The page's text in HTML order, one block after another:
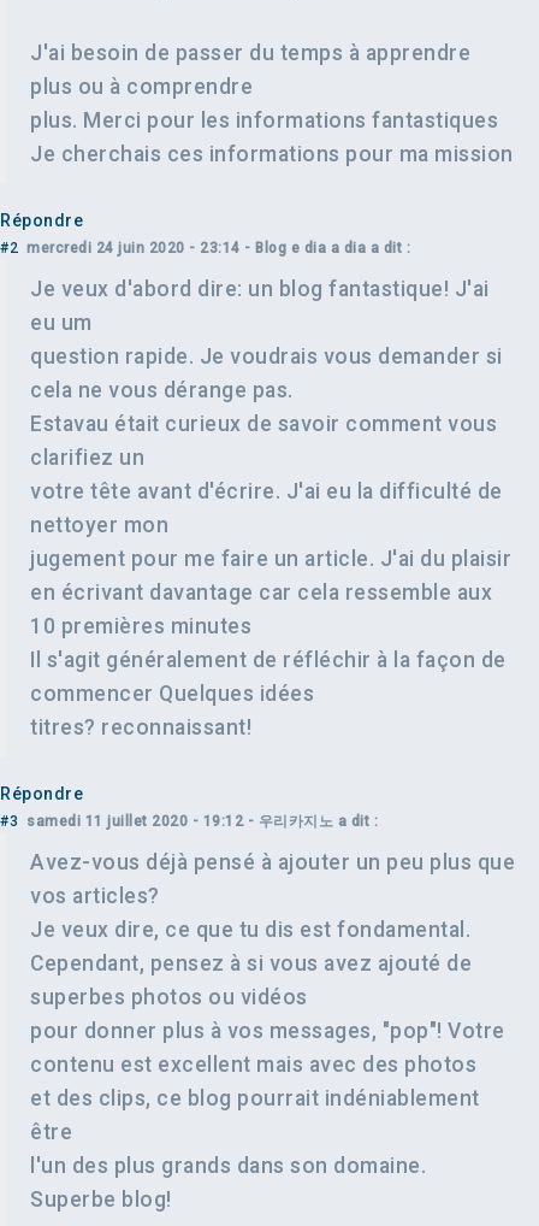
J'ai besoin de passer du temps à apprendre
plus ou à comprendre
plus. Merci pour les informations fantastiques
Je cherchais ces informations pour ma mission
Répondre
#2 mercredi 24 juin 2020 - 23:14 - Blog e dia a dia a dit :
Je veux d'abord dire: un blog fantastique! J'ai
eu um
question rapide. Je voudrais vous demander si
cela ne vous dérange pas.
Estavau était curieux de savoir comment vous
clarifiez un
votre tête avant d'écrire. J'ai eu la difficulté de
nettoyer mon
jugement pour me faire un article. J'ai du plaisir
en écrivant davantage car cela ressemble aux
10 premières minutes
Il s'agit généralement de réfléchir à la façon de
commencer Quelques idées
titres? reconnaissant!
Répondre
#3 samedi 11 juillet 2020 - 19:12- 우리카지노 a dit :
Avez-vous déjà pensé à ajouter un peu plus que
vos articles?
Je veux dire, ce que tu dis est fondamental.
Cependant, pensez à si vous avez ajouté de
superbes photos ou vidéos
pour donner plus à vos messages, "pop"! Votre
contenu est excellent mais avec des photos
et des clips, ce blog pourrait indéniablement
être
l'un des plus grands dans son domaine.
Superbe blog!